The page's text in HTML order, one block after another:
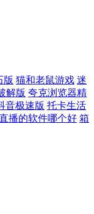
版 猫和老鼠游戏 迷
解版 夸克浏览器精
音极速版 托卡生活
播的软件哪个好 箱